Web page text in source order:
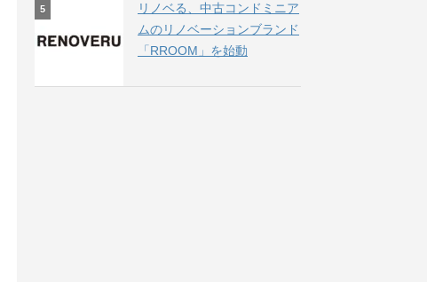
リノベる、中古コンドミニア
ムのリノベーションブランド
「RROOM」を始動